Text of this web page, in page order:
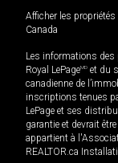
Afficher les
Canada
Les informations
Royal LePageMD et du
canadienne de
inscriptions tenues
LePage et ses
garantie et devrait
appartient à
REALTOR.ca